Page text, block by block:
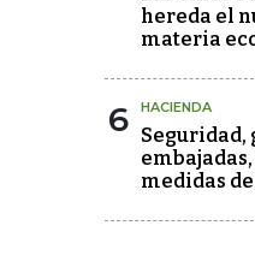
hereda el
materia
6 HACIENDA
Seguridad,
medidas